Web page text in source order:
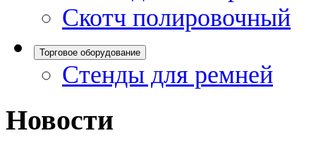
Скотч полировочный
Торговое оборудование
Стенды для ремней
Новости